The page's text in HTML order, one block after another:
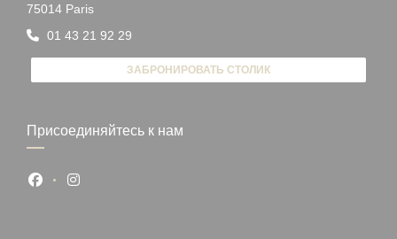
75014 Paris((открывается в новом окне))
01 43 21 92 29
ЗАБРОНИРОВАТЬ СТОЛИК
Присоединяйтесь к нам
Facebook ((открывается в новом окне))
Instagram ((открывается в новом окне))